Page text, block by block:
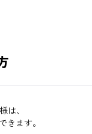
は、
きます。